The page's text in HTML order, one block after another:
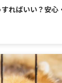
ればいい？安心